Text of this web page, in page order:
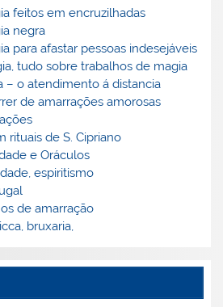
feitos em encruzilhadas
negra
para afastar pessoas indesejáveis
tudo sobre trabalhos de magia
– o atendimento á distancia
de amarrações amorosas
rituais de S. Cipriano
e Oráculos
espiritismo
de amarração
bruxaria,